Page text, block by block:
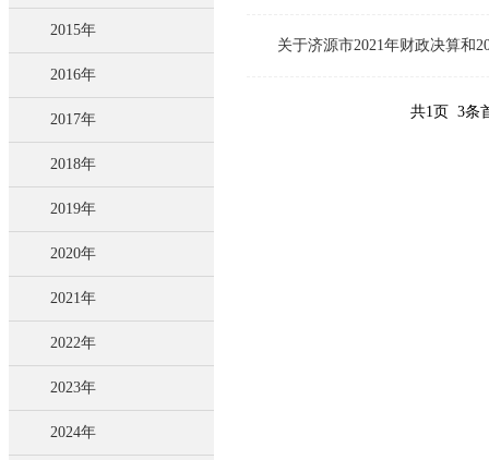
2015年
2016年
2017年
2018年
2019年
2020年
2021年
2022年
2023年
2024年
关于济源市2021年财政决算和
共1页 3条